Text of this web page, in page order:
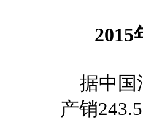
据中国
产销